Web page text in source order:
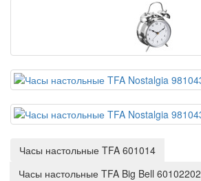
Часы настольные TFA 601014
Часы настольные TFA Big Bell 60102202